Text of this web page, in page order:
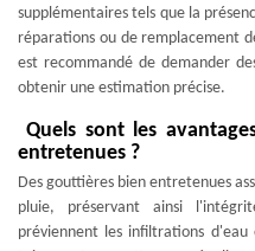
supplémentaires tels que la
réparations ou de remplacement
est recommandé de demander
obtenir une estimation précise.
Quels sont les
entretenues ?
Des gouttières bien entretenues
pluie, préservant ainsi
préviennent les infiltrations